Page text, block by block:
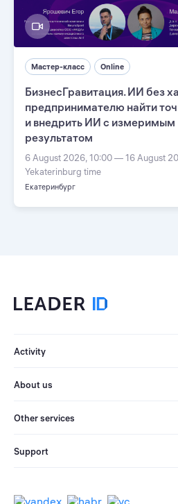
Мастер-класс Online
БизнесГравитация. ИИ без
предпринимателю найти
и внедрить ИИ с измеримым
результатом
6 August 2026, 10:00 — 16 August
Yekaterinburg time
Екатеринбург
Activity
About us
Other services
Support